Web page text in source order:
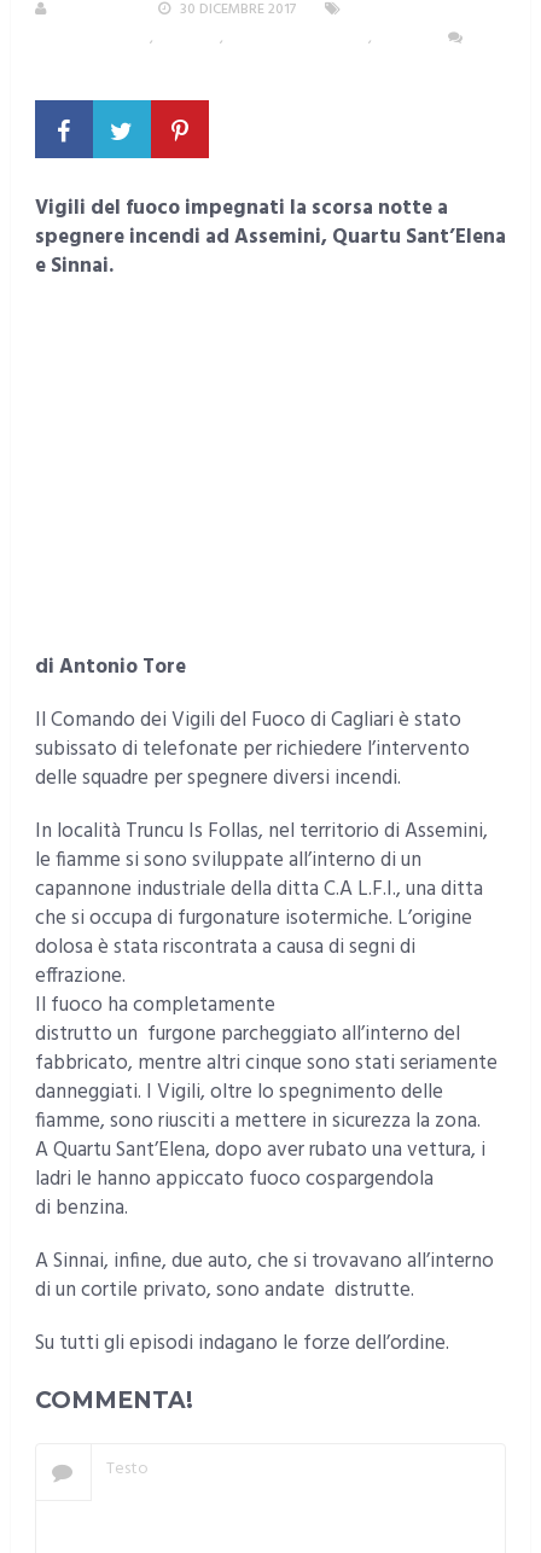
30 DICEMBRE 2017
, , ,
Vigili del fuoco impegnati la scorsa notte a
spegnere incendi ad Assemini, Quartu Sant’Elena
e Sinnai.
di Antonio Tore
Il Comando dei Vigili del Fuoco di Cagliari è stato
subissato di telefonate per richiedere l’intervento
delle squadre per spegnere diversi incendi.
In località Truncu Is Follas, nel territorio di Assemini,
le fiamme si sono sviluppate all’interno di un
capannone industriale della ditta C.A L.F.I., una ditta
che si occupa di furgonature isotermiche. L’origine
dolosa è stata riscontrata a causa di segni di
effrazione.
Il fuoco ha completamente
distrutto un furgone parcheggiato all’interno del
fabbricato, mentre altri cinque sono stati seriamente
danneggiati. I Vigili, oltre lo spegnimento delle
fiamme, sono riusciti a mettere in sicurezza la zona.
A Quartu Sant’Elena, dopo aver rubato una vettura, i
ladri le hanno appiccato fuoco cospargendola
di benzina.
A Sinnai, infine, due auto, che si trovavano all’interno
di un cortile privato, sono andate distrutte.
Su tutti gli episodi indagano le forze dell’ordine.
COMMENTA!